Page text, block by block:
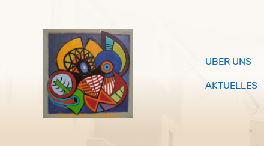
ÜBER UNS
AKTUELLES